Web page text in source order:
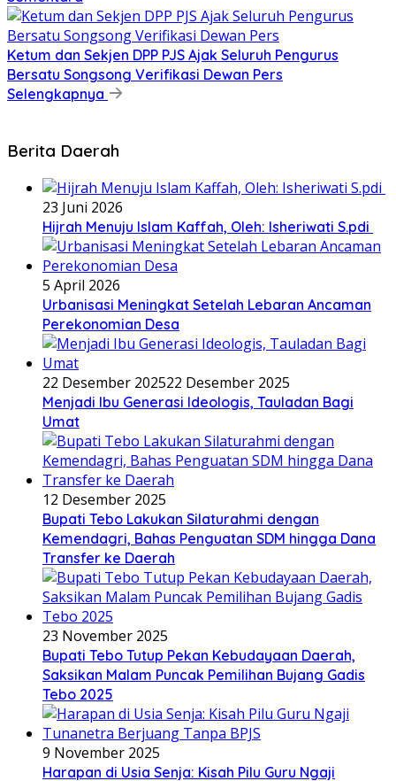
Ketum dan Sekjen DPP PJS Ajak Seluruh Pengurus
Bersatu Songsong Verifikasi Dewan Pers
Selengkapnya
Berita Daerah
23 Juni 2026
Hijrah Menuju Islam Kaffah, Oleh: Isheriwati S.pdi
5 April 2026
Urbanisasi Meningkat Setelah Lebaran Ancaman
Perekonomian Desa
22 Desember 202522 Desember 2025
Menjadi Ibu Generasi Ideologis, Tauladan Bagi
Umat
12 Desember 2025
Bupati Tebo Lakukan Silaturahmi dengan
Kemendagri, Bahas Penguatan SDM hingga Dana
Transfer ke Daerah
23 November 2025
Bupati Tebo Tutup Pekan Kebudayaan Daerah,
Saksikan Malam Puncak Pemilihan Bujang Gadis
Tebo 2025
9 November 2025
Harapan di Usia Senja: Kisah Pilu Guru Ngaji